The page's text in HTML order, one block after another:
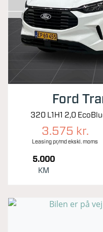
Ford
320 L1H1 2,0
3.575 kr.
Leasing pr/md ekskl. moms
5.000
KM